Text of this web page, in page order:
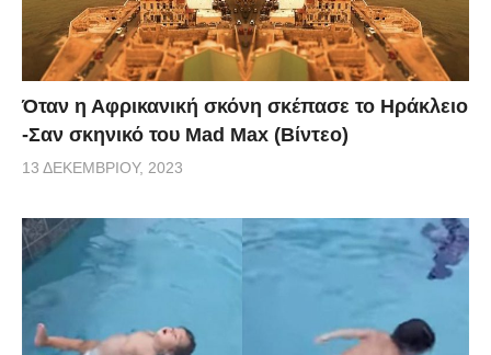
Όταν η Αφρικανική σκόνη σκέπασε το Ηράκλειο
-Σαν σκηνικό του Mad Max (Βίντεο)
13 ΔΕΚΕΜΒΡΊΟΥ, 2023